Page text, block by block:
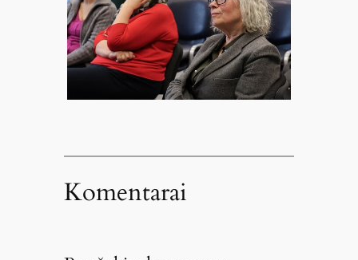
Komentarai